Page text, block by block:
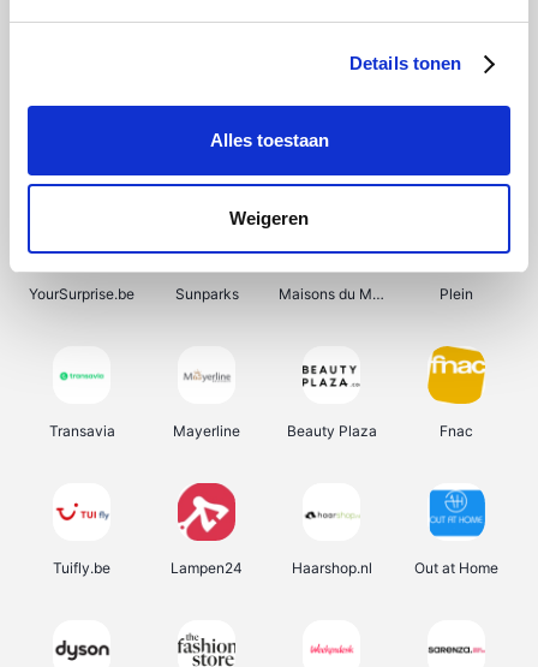
Details tonen
Alles toestaan
Weigeren
Shein Get Your Guide Bergfreunde Pazzox
YourSurprise.be Sunparks Maisons du Monde Plein
Transavia Mayerline Beauty Plaza Fnac
Tuifly.be Lampen24 Haarshop.nl Out at Home